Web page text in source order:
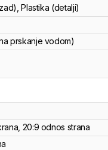
Plastika (detalji)
prskanje vodom)
, 20:9 odnos strana